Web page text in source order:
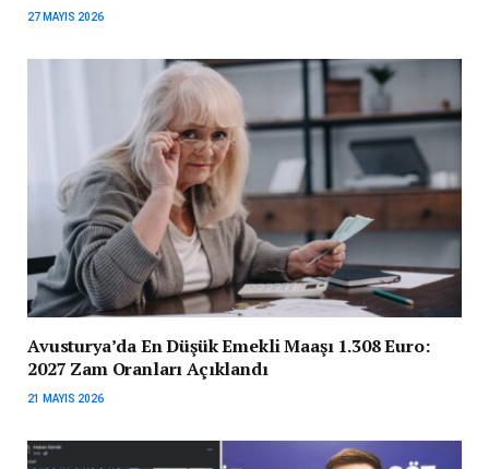
27 MAYIS 2026
Avusturya’da En Düşük Emekli Maaşı 1.308 Euro:
2027 Zam Oranları Açıklandı
21 MAYIS 2026